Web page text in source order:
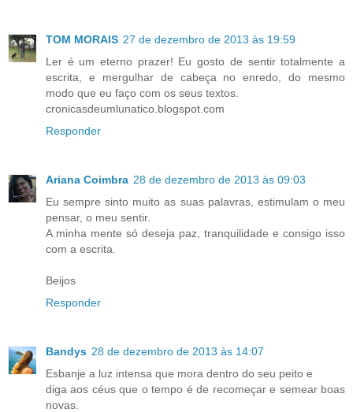
TOM MORAIS 27 de dezembro de 2013 às 19:59
Ler é um eterno prazer! Eu gosto de sentir totalmente a
escrita, e mergulhar de cabeça no enredo, do mesmo
modo que eu faço com os seus textos.
cronicasdeumlunatico.blogspot.com
Responder
Ariana Coimbra 28 de dezembro de 2013 às 09:03
Eu sempre sinto muito as suas palavras, estimulam o meu
pensar, o meu sentir.
A minha mente só deseja paz, tranquilidade e consigo isso
com a escrita.
Beijos
Responder
Bandys 28 de dezembro de 2013 às 14:07
Esbanje a luz intensa que mora dentro do seu peito e
diga aos céus que o tempo é de recomeçar e semear boas
novas.